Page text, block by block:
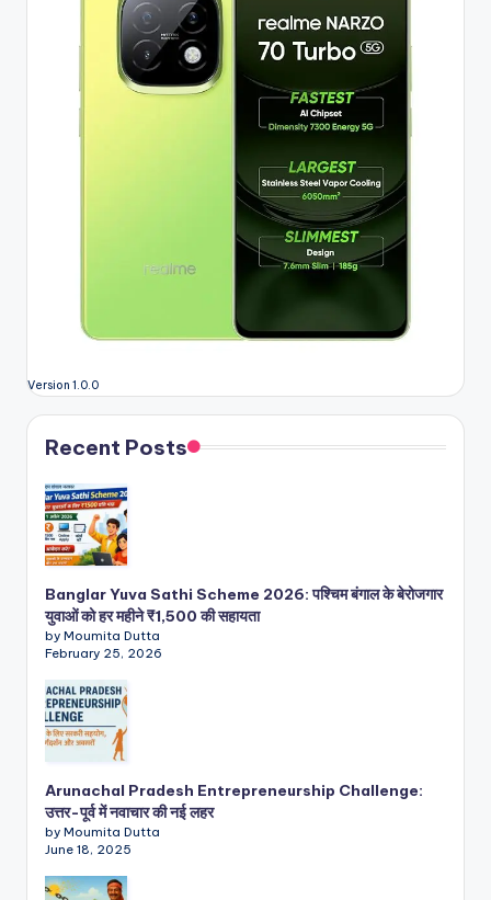
Version 1.0.0
Recent Posts
Banglar Yuva Sathi Scheme 2026: पश्चिम बंगाल के बेरोजगार
युवाओं को हर महीने ₹1,500 की सहायता
by Moumita Dutta
February 25, 2026
Arunachal Pradesh Entrepreneurship Challenge:
उत्तर-पूर्व में नवाचार की नई लहर
by Moumita Dutta
June 18, 2025